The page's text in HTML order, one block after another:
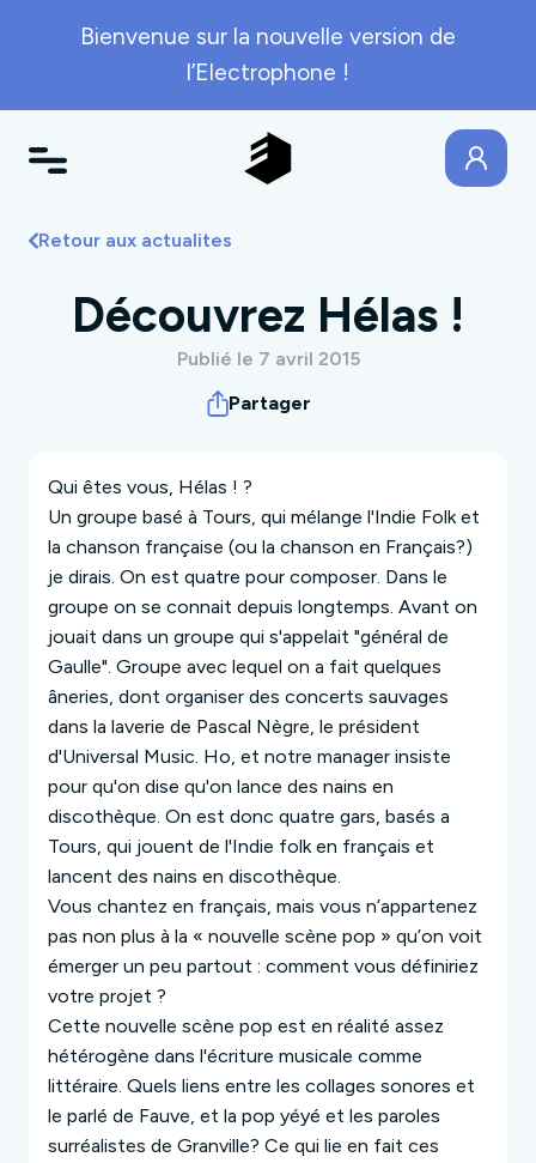
Bienvenue sur la nouvelle version de
l’Electrophone !
Retour aux actualites
Découvrez Hélas !
Publié le 7 avril 2015
Partager
Qui êtes vous, Hélas ! ?
Un groupe basé à Tours, qui mélange l'Indie Folk et
la chanson française (ou la chanson en Français?)
je dirais. On est quatre pour composer. Dans le
groupe on se connait depuis longtemps. Avant on
jouait dans un groupe qui s'appelait "général de
Gaulle". Groupe avec lequel on a fait quelques
âneries, dont organiser des concerts sauvages
dans la laverie de Pascal Nègre, le président
d'Universal Music. Ho, et notre manager insiste
pour qu'on dise qu'on lance des nains en
discothèque. On est donc quatre gars, basés a
Tours, qui jouent de l'Indie folk en français et
lancent des nains en discothèque.
Vous chantez en français, mais vous n’appartenez
pas non plus à la « nouvelle scène pop » qu’on voit
émerger un peu partout : comment vous définiriez
votre projet ?
Cette nouvelle scène pop est en réalité assez
hétérogène dans l'écriture musicale comme
littéraire. Quels liens entre les collages sonores et
le parlé de Fauve, et la pop yéyé et les paroles
surréalistes de Granville? Ce qui lie en fait ces